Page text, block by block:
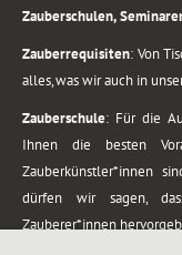
Zauberschulen,
Zauberrequisiten: Von
alles, was wir auch in
Zauberschule: Für die
Ihnen die besten
Zauberkünstler*innen
dürfen wir sagen,
Zauberer*innen